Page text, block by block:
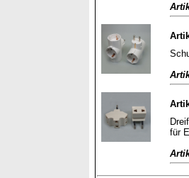
für